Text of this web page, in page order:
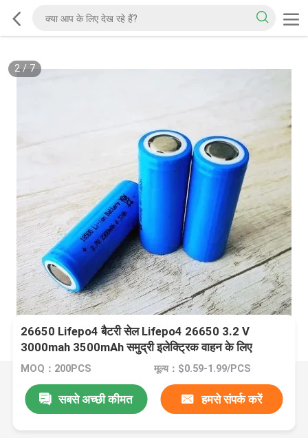
2/ 7
26650 Lifepo4 बैटरी सेल Lifepo4 26650 3.2 V
3000mah 3500mAh समुद्री इलेक्ट्रिक वाहन के लिए
MOQ：200PCS मूल्य：$0.59-1.99/PCS
सबसे अच्छी कीमत हमसे संपर्क करें